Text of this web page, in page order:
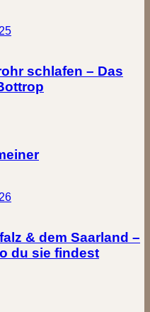
schlafen – Das
& dem Saarland –
du sie findest